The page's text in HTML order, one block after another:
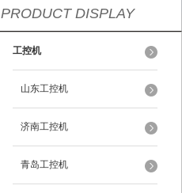
PRODUCT DISPLAY
工控机
山东工控机
济南工控机
青岛工控机